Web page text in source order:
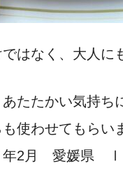
はなく、大人に
たたかい気持ち
も使わせてもらい
年2月 愛媛県 Ⅰ